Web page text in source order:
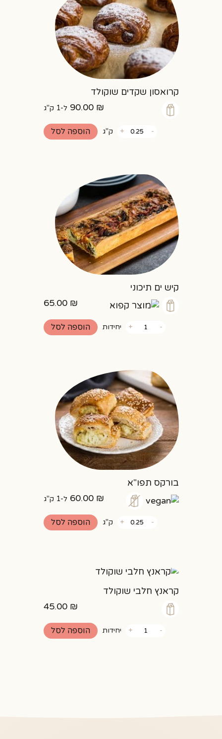
קרואסון שקדים שוקולד
90.00 ₪ ל-1 ק"ג
-כמות
של
+ ק"ג הוספה לסל
קיש ים תיכוני
65.00 ₪
-של
+ יחידות הוספה לסל
בורקס תפו"א
60.00 ₪ ל-1 ק"ג
-כמות
+ ק"ג הוספה לסל
קראנץ חלבי שוקולד
45.00 ₪
-של
+ יחידות הוספה לסל